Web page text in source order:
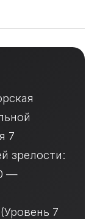
7
зрелости:
—
(Уровень 7